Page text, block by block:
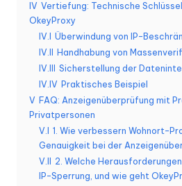
er
IV Vertiefung: Technische
OkeyProxy
IV.I Überwindung von IP-
IV.II
Handhabung von
IV.III
Sicherstellung der
IV.IV Praktisches Beispiel
V FAQ: Anzeigenüberprüfung mit
Privatpersonen
V.I 1. Wie verbessern Wohnort-
Genauigkeit bei der
V.II
2. Welche
IP-Sperrung, und wie geht